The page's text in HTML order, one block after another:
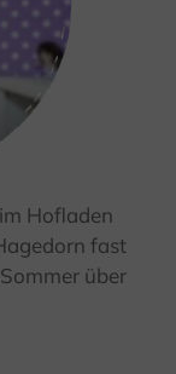
Jansen
Hofladen
fast
über